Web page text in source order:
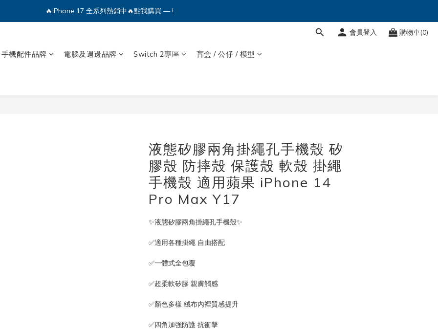
🔥iPhone 17 全系列熱銷中🔥點我購買 — !
💕加入Q哥 Line 新好友領優惠券！🎫
會員登入 購物車(0)
手機配件品牌 電腦及週邊品牌 Switch 2專區 盲盒 / 公仔 / 模型
液態矽膠兩角掛繩孔手機殼 矽
膠殼 防摔殼 保護殼 軟殼 掛繩
手機殼 適用蘋果 iPhone 14
Pro Max Y17
✨液態矽膠兩角掛繩孔手機殼✨
✅適用各種掛繩 自由搭配
✅一體式全包覆
✅超柔軟矽膠 親膚觸感
✅顏色多樣 絨布內裡質感提升
✅四角加強防護 抗衝擊